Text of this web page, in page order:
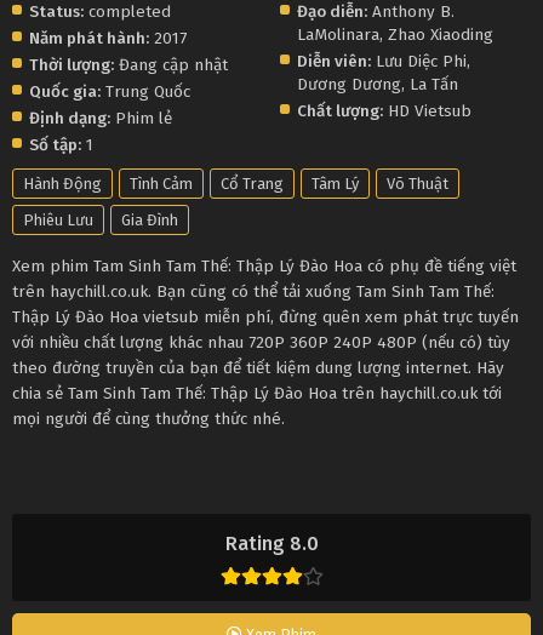
Rating 8.0
Status: completed
Năm phát hành: 2017
Thời lượng: Đang cập nhật
Quốc gia: Trung Quốc
Định dạng: Phim lẻ
Số tập: 1
Đạo diễn: Anthony B.
LaMolinara,Zhao Xiaoding
Diễn viên: Lưu Diệc Phi,
Dương Dương, La Tấn
Chất lượng: HD Vietsub
Hành Động Tình Cảm Cổ Trang Tâm Lý
Võ Thuật
Phiêu Lưu
Gia Đình
Xem phim Tam Sinh Tam Thế: Thập Lý Đào Hoa có phụ đề tiếng việt
trên haychill.co.uk. Bạn cũng có thể tải xuống Tam Sinh Tam Thế:
Thập Lý Đào Hoa vietsub miễn phí, đừng quên xem phát trực tuyến
với nhiều chất lượng khác nhau 720P 360P 240P 480P (nếu có) tùy
theo đường truyền của bạn để tiết kiệm dung lượng internet. Hãy
chia sẻ Tam Sinh Tam Thế: Thập Lý Đào Hoa trên haychill.co.uk tới
mọi người để cùng thưởng thức nhé.